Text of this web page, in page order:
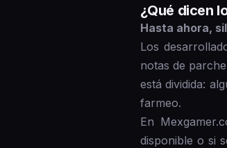
¿Qué dicen
Hasta ahora,
Los
notas de
está dividida:
farmeo.
En
disponible o si